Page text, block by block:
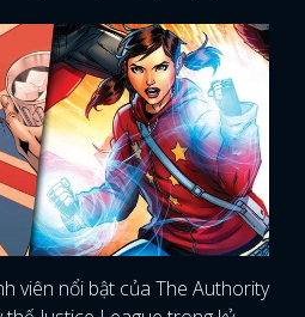
viên nổi bật của The Authority